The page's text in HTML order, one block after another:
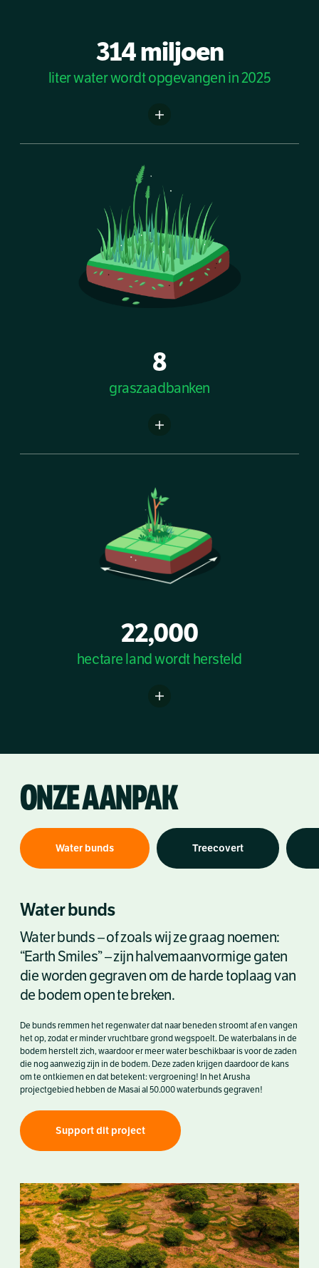
314 miljoen
liter water wordt opgevangen in 2025
8
graszaadbanken
22,000
hectare land wordt hersteld
ONZE AANPAK
Water bunds Treecovert
Water bunds
Water bunds– of zoals wij ze graag noemen:
“Earth Smiles” – zijn halvemaanvormige gaten
die worden gegraven om de harde toplaag van
de bodem open te breken.
De bunds remmen het regenwater dat naar beneden stroomt af en vangen
het op, zodat er minder vruchtbare grond wegspoelt. De waterbalans in de
bodem herstelt zich, waardoor er meer water beschikbaar is voor de zaden
die nog aanwezig zijn in de bodem. Deze zaden krijgen daardoor de kans
om te ontkiemen en dat betekent: vergroening! In het Arusha
projectgebied hebben de Masai al 50.000 waterbunds gegraven!
Support dit project